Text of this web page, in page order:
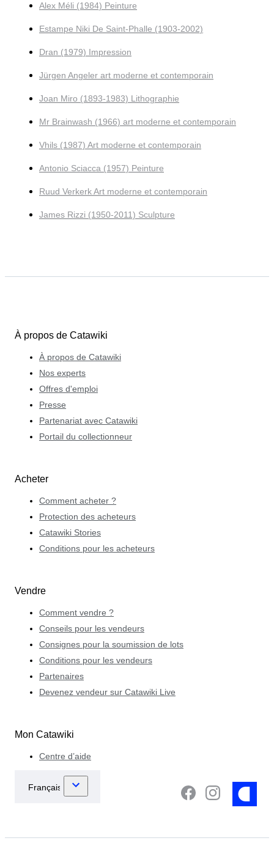
Alex Méli (1984) Peinture
Estampe Niki De Saint-Phalle (1903-2002)
Dran (1979) Impression
Jürgen Angeler art moderne et contemporain
Joan Miro (1893-1983) Lithographie
Mr Brainwash (1966) art moderne et contemporain
Vhils (1987) Art moderne et contemporain
Antonio Sciacca (1957) Peinture
Ruud Verkerk Art moderne et contemporain
James Rizzi (1950-2011) Sculpture
À propos de Catawiki
À propos de Catawiki
Nos experts
Offres d'emploi
Presse
Partenariat avec Catawiki
Portail du collectionneur
Acheter
Comment acheter ?
Protection des acheteurs
Catawiki Stories
Conditions pour les acheteurs
Vendre
Comment vendre ?
Conseils pour les vendeurs
Consignes pour la soumission de lots
Conditions pour les vendeurs
Partenaires
Devenez vendeur sur Catawiki Live
Mon Catawiki
Centre d’aide